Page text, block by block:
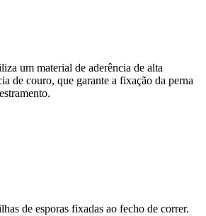
um material de aderência de alta
de couro, que garante a fixação da perna
de esporas fixadas ao fecho de correr.